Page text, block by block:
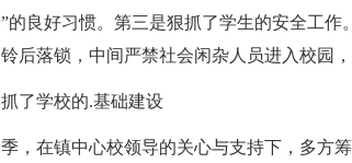
的良好习惯。第三是狠抓了学生的安全工
后落锁，中间严禁社会闲杂人员进入校园
了学校的.基础建设
，在镇中心校领导的关心与支持下，多方